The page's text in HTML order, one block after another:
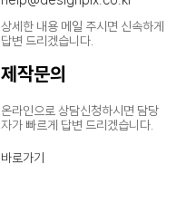
상세한 내용 메일 주시면 신속하게
답변 드리겠습니다.
제작문의
온라인으로 상담신청하시면 담당
자가 빠르게 답변 드리겠습니다.
바로가기